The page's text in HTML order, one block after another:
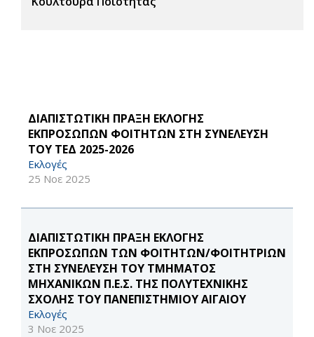
ΔΙΑΠΙΣΤΩΤΙΚΗ ΠΡΑΞΗ ΕΚΛΟΓΗΣ
ΕΚΠΡΟΣΩΠΩΝ ΦΟΙΤΗΤΩΝ ΣΤΗ ΣΥΝΕΛΕΥΣΗ
ΤΟΥ ΤΕΔ 2025-2026
Εκλογές
25 Νοε 2025
ΔΙΑΠΙΣΤΩΤΙΚΗ ΠΡΑΞΗ ΕΚΛΟΓΗΣ
ΕΚΠΡΟΣΩΠΩΝ ΤΩΝ ΦΟΙΤΗΤΩΝ/ΦΟΙΤΗΤΡΙΩΝ
ΣΤΗ ΣΥΝΕΛΕΥΣΗ ΤΟΥ ΤΜΗΜΑΤΟΣ
ΜΗΧΑΝΙΚΩΝ Π.Ε.Σ. ΤΗΣ ΠΟΛΥΤΕΧΝΙΚΗΣ
ΣΧΟΛΗΣ ΤΟΥ ΠΑΝΕΠΙΣΤΗΜΙΟΥ ΑΙΓΑΙΟΥ
Εκλογές
3 Νοε 2025